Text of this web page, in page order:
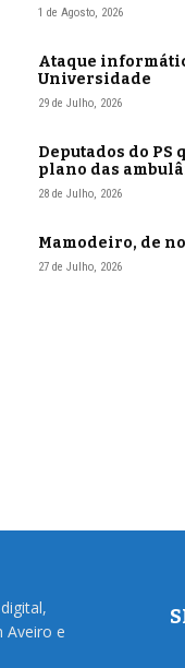
1 de Agosto, 2026
Ataque
Universidade
29 de Julho, 2026
Deputados do
plano das
28 de Julho, 2026
Mamodeiro, de
27 de Julho, 2026
Aveiro e